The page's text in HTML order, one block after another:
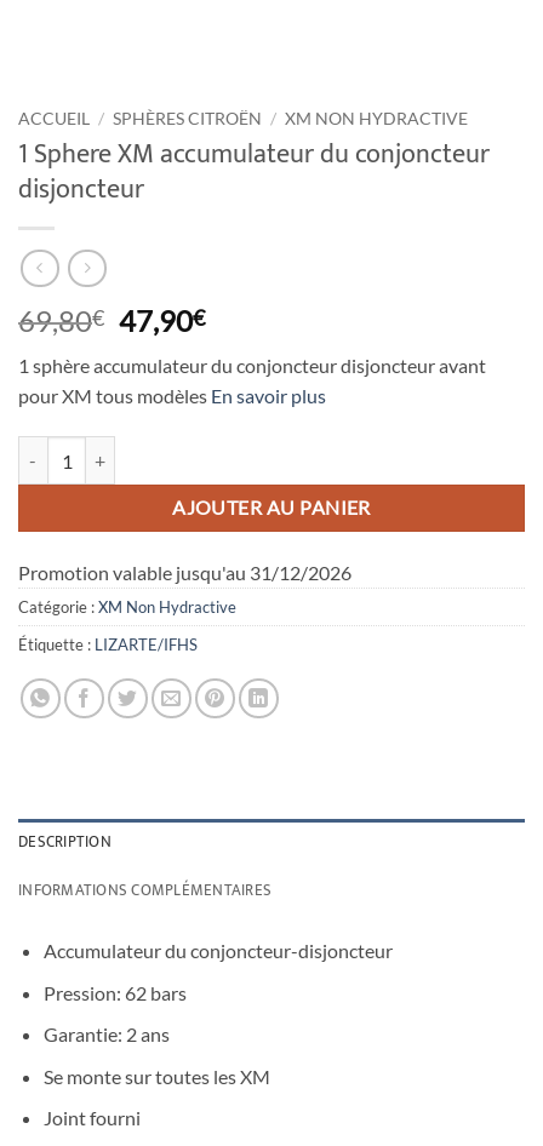
ACCUEIL / SPHÈRES CITROËN / XM NON HYDRACTIVE
1 Sphere XM accumulateur du conjoncteur
disjoncteur
69,80€ Le
prix
initial
était :
47,90€Le
actuel
est :
1 sphère accumulateur du conjoncteur disjoncteur avant
pour XM tous modèles En savoir plus
AJOUTER AU PANIER
Promotion valable jusqu'au 31/12/2026
Catégorie :XM Non Hydractive
Étiquette : LIZARTE/IFHS
DESCRIPTION
INFORMATIONS COMPLÉMENTAIRES
Accumulateur du conjoncteur-disjoncteur
Pression: 62 bars
Garantie: 2 ans
Se monte sur toutes les XM
Joint fourni